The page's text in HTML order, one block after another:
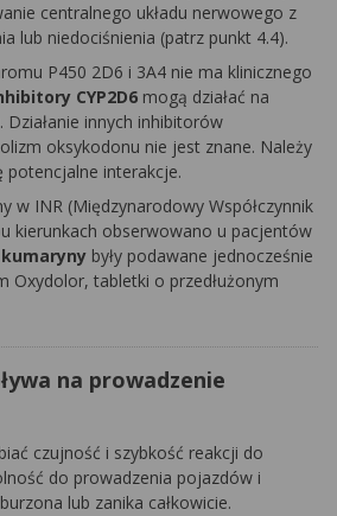
centralnego układu nerwowego z
lub niedociśnienia (patrz punkt 4.4).
P450 2D6 i 3A4 nie ma klinicznego
CYP2D6 mogą działać na
innych inhibitorów
oksykodonu nie jest znane. Należy
potencjalne interakcje.
w INR (Międzynarodowy Współczynnik
kierunkach obserwowano u pacjentów
były podawane jednocześnie
Oxydolor, tabletki o przedłużonym
na prowadzenie
czujność i szybkość reakcji do
do prowadzenia pojazdów i
lub zanika całkowicie.